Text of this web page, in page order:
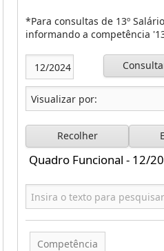
*Para consultas de 13º
informando a competência
Recolher
Quadro Funcional - 12/
Competência